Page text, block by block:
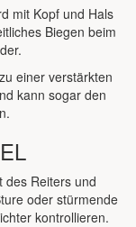
mit Kopf und Hals
Biegen beim
einer verstärkten
kann sogar den
des Reiters und
oder stürmende
kontrollieren.